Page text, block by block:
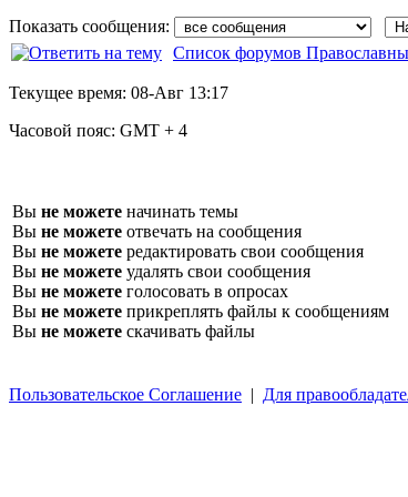
Показать сообщения:
Список форумов
Текущее время: 08-Авг 13:17
Часовой пояс: GMT + 4
Вы не можете начинать темы
Вы не можете отвечать на сообщения
Вы не можете редактировать свои сообщения
Вы не можете удалять свои сообщения
Вы не можете голосовать в опросах
Вы не можете прикреплять файлы к сообщениям
Вы не можете скачивать файлы
Пользовательское Соглашение | Для